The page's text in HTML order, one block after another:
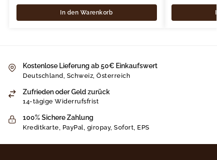
In den Warenkorb
Kostenlose Lieferung ab 50€ Einkaufswert
Deutschland, Schweiz, Österreich
Zufrieden oder Geld zurück
14-tägige Widerrufsfrist
100% Sichere Zahlung
Kreditkarte, PayPal, giropay, Sofort, EPS